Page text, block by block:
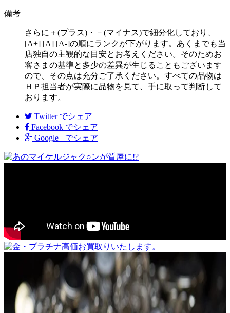
備考
さらに＋(プラス)・－(マイナス)で細分化しており、
[A+] [A] [A-]の順にランクが下がります。あくまでも当
店独自の主観的な目安とお考えください。そのためお
客さまの基準と多少の差異が生じることもございます
ので、その点は充分ご了承ください。すべての品物は
ＨＰ担当者が実際に品物を見て、手に取って判断して
おります。
Twitter でシェア
Facebook でシェア
Google+ でシェア